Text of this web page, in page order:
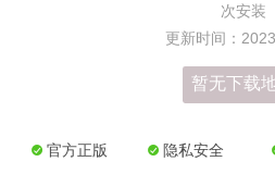
次安装
更新时间：
暂无下载
官方正版 隐私安全